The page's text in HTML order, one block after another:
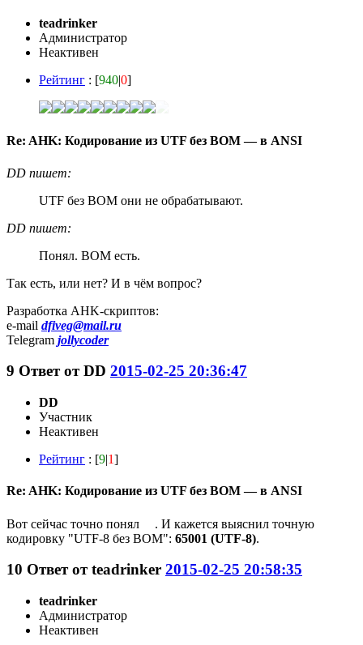
teadrinker
Администратор
Неактивен
Рейтинг : [940|0]
Re: AHK: Кодирование из UTF без BOM — в ANSI
DD пишет:
UTF без BOM они не обрабатывают.
DD пишет:
Понял. BOM есть.
Так есть, или нет? И в чём вопрос?
Разработка AHK-скриптов:
e-mail dfiveg@mail.ru
Telegram jollycoder
9 Ответ отDD 2015-02-25 20:36:47
DD
Участник
Неактивен
Рейтинг : [9|1]
Re: AHK: Кодирование из UTF без BOM — в ANSI
Вот сейчас точно понял
. И кажется выяснил точную
кодировку "UTF-8 без BOM": 65001 (UTF-8).
10 Ответ отteadrinker 2015-02-25 20:58:35
teadrinker
Администратор
Неактивен